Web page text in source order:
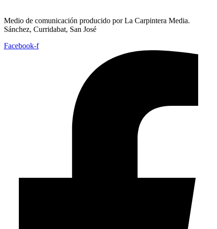
Medio de comunicación producido por La Carpintera Media.
Sánchez, Curridabat, San José
Facebook-f